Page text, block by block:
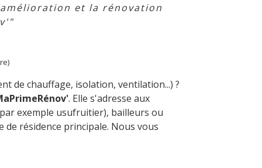
et la rénovation
de chauffage, isolation, ventilation...) ?
. Elle s'adresse aux
exemple usufruitier), bailleurs ou
de résidence principale. Nous vous